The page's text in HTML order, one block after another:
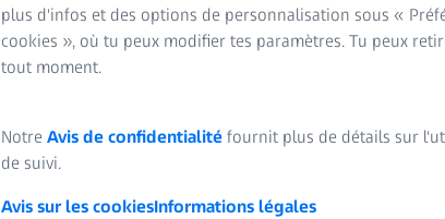
plus d'infos et des options de personnalisation sous «
cookies », où tu peux modifier tes paramètres. Tu peux
tout moment.
Notre Avis de confidentialité fournit plus de détails sur
de suivi.
Avis sur les cookiesInformations légales